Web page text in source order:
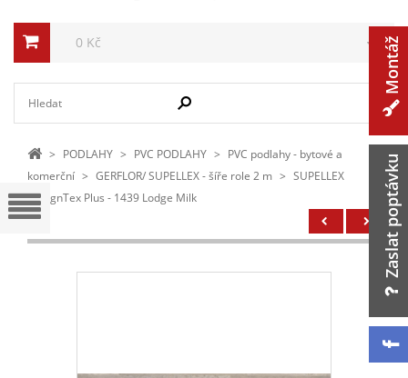
0 Kč
> PODLAHY > PVC PODLAHY > PVC podlahy - bytové a
komerční > GERFLOR/ SUPELLEX - šíře role 2 m > SUPELLEX
DesignTex Plus - 1439 Lodge Milk
Montáž
Zaslat poptávku